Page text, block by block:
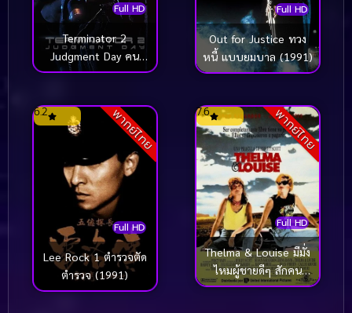
Full HD
Terminator 2
Judgment Day คน
เหล็ก 2 วันพิพากษา
Full HD
Out for Justice ทวง
หนี้ แบบยมบาล (1991)
พากย์ไทย
Full HD
6.2
Lee Rock 1 ตำรวจตัด
ตำรวจ (1991)
พากย์ไทย
Full HD
7.6
Thelma & Louise มีมั่ง
ไหมผู้ชายดีๆ สักคน
(1991)